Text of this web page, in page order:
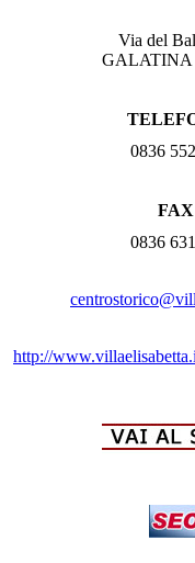
Via del
GALATINA
0836
FAX
0836
http://